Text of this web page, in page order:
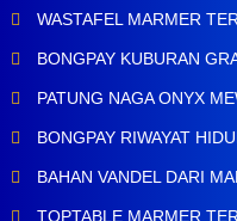
WASTAFEL MARMER
BONGPAY KUBURAN
PATUNG NAGA ONYX
BONGPAY RIWAYAT
BAHAN VANDEL DARI
TOPTABLE MARMER